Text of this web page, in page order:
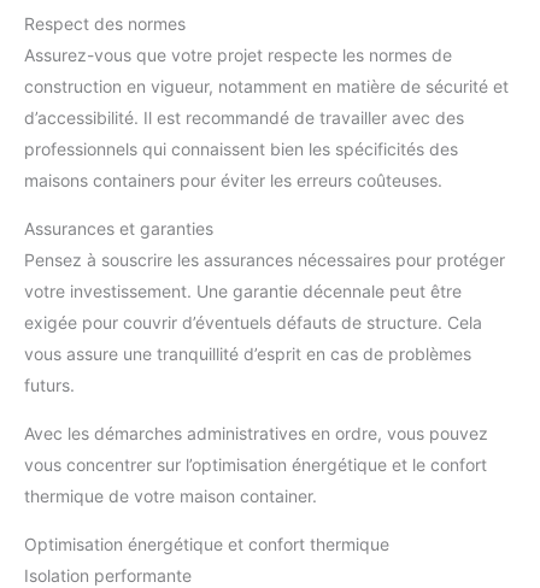
Respect des normes
Assurez-vous que votre projet respecte les normes de
construction en vigueur, notamment en matière de sécurité et
d’accessibilité. Il est recommandé de travailler avec des
professionnels qui connaissent bien les spécificités des
maisons containers pour éviter les erreurs coûteuses.
Assurances et garanties
Pensez à souscrire les assurances nécessaires pour protéger
votre investissement. Une garantie décennale peut être
exigée pour couvrir d’éventuels défauts de structure. Cela
vous assure une tranquillité d’esprit en cas de problèmes
futurs.
Avec les démarches administratives en ordre, vous pouvez
vous concentrer sur l’optimisation énergétique et le confort
thermique de votre maison container.
Optimisation énergétique et confort thermique
Isolation performante